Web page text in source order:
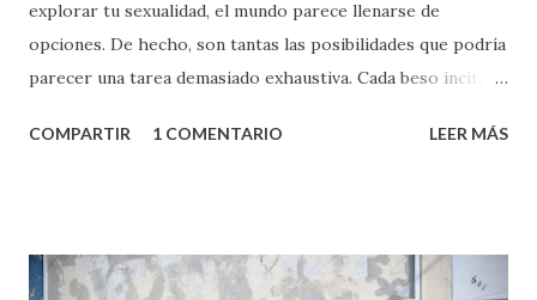
explorar tu sexualidad, el mundo parece llenarse de
opciones. De hecho, son tantas las posibilidades que podría
parecer una tarea demasiado exhaustiva. Cada beso incita
partes de ti que jamás hubieras imaginado. El problema es
conoces ni la mitad de lo que deberías saber. Pero incluso
COMPARTIR 1 COMENTARIO LEER MÁS